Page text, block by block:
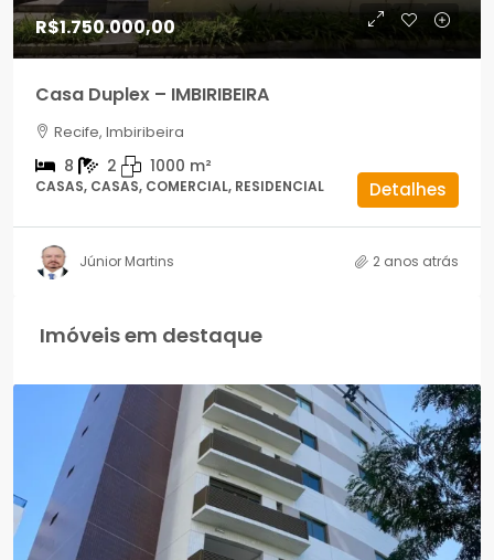
R$1.750.000,00
Casa Duplex – IMBIRIBEIRA
Recife, Imbiribeira
8 2 1000 m²
CASAS, CASAS, COMERCIAL, RESIDENCIAL Detalhes
Júnior Martins 2 anos atrás
Imóveis em destaque